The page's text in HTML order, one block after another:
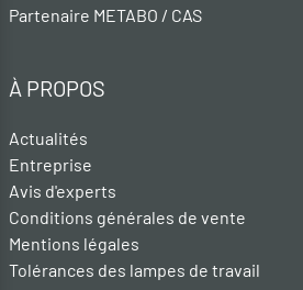
Partenaire METABO / CAS
À PROPOS
Actualités
Entreprise
Avis d'experts
Conditions générales de vente
Mentions légales
Tolérances des lampes de travail